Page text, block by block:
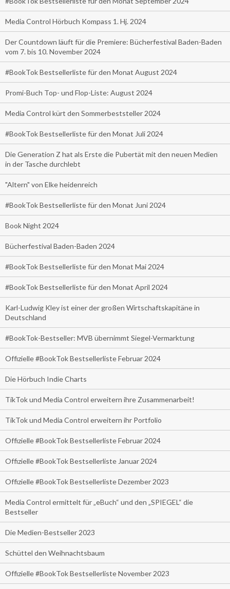
Media Control Hörbuch Kompass 1. Hj. 2024
Der Countdown läuft für die Premiere: Bücherfestival Baden-Baden
vom 7. bis 10. November 2024
#BookTok Bestsellerliste für den Monat August 2024
Promi-Buch Top- und Flop-Liste: August 2024
Media Control kürt den Sommerbeststeller 2024
#BookTok Bestsellerliste für den Monat Juli 2024
Die Generation Z hat als Erste die Pubertät mit den neuen Medien
in der Tasche durchlebt
"Altern" von Elke heidenreich
#BookTok Bestsellerliste für den Monat Juni 2024
Book Night 2024
Bücherfestival Baden-Baden 2024
#BookTok Bestsellerliste für den Monat Mai 2024
#BookTok Bestsellerliste für den Monat April 2024
Karl-Ludwig Kley ist einer der großen Wirtschaftskapitäne in
Deutschland
#BookTok-Bestseller: MVB übernimmt Siegel-Vermarktung
Offizielle #BookTok Bestsellerliste Februar 2024
Die Hörbuch Indie Charts
TikTok und Media Control erweitern ihre Zusammenarbeit!
TikTok und Media Control erweitern ihr Portfolio
Offizielle #BookTok Bestsellerliste Februar 2024
Offizielle #BookTok Bestsellerliste Januar 2024
Offizielle #BookTok Bestsellerliste Dezember 2023
Media Control ermittelt für „eBuch“ und den „SPIEGEL“ die
Bestseller
Die Medien-Bestseller 2023
Schüttel den Weihnachtsbaum
Offizielle #BookTok Bestsellerliste November 2023